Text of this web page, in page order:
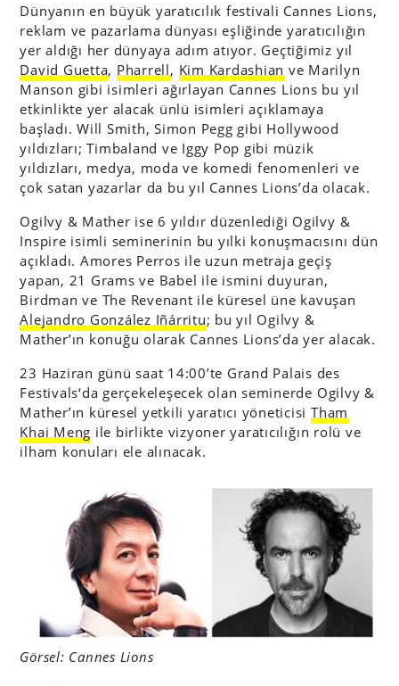
Dünyanın en büyük yaratıcılık festivali Cannes Lions,
reklam ve pazarlama dünyası eşliğinde yaratıcılığın
yer aldığı her dünyaya adım atıyor. Geçtiğimiz yıl
David Guetta, Pharrell, Kim Kardashian ve Marilyn
Manson gibi isimleri ağırlayan Cannes Lions bu yıl
etkinlikte yer alacak ünlü isimleri açıklamaya
başladı. Will Smith, Simon Pegg gibi Hollywood
yıldızları; Timbaland ve Iggy Pop gibi müzik
yıldızları, medya, moda ve komedi fenomenleri ve
çok satan yazarlar da bu yıl Cannes Lions’da olacak.
Ogilvy & Mather ise 6 yıldır düzenlediği Ogilvy &
Inspire isimli seminerinin bu yılki konuşmacısını dün
açıkladı. Amores Perros ile uzun metraja geçiş
yapan, 21 Grams ve Babel ile ismini duyuran,
Birdman ve The Revenant ile küresel üne kavuşan
Alejandro González Iñárritu; bu yıl Ogilvy &
Mather’ın konuğu olarak Cannes Lions’da yer alacak.
23 Haziran günü saat 14:00’te Grand Palais des
Festivals‘da gerçekeleşecek olan seminerde Ogilvy &
Mather’ın küresel yetkili yaratıcı yöneticisi Tham
Khai Meng ile birlikte vizyoner yaratıcılığın rolü ve
ilham konuları ele alınacak.
Görsel: Cannes Lions